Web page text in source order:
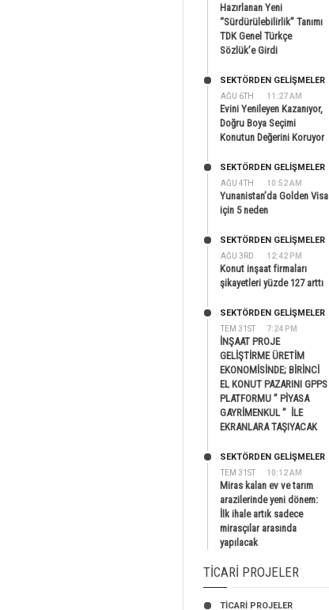
Hazırlanan Yeni
“Sürdürülebilirlik” Tanımı
TDK Genel Türkçe
Sözlük’e Girdi
AĞU 6TH 11:27 AM
SEKTÖRDEN GELIŞMELER
Evini Yenileyen Kazanıyor,
Doğru Boya Seçimi
Konutun Değerini Koruyor
AĞU 4TH 10:52 AM
SEKTÖRDEN GELIŞMELER
Yunanistan’da Golden Visa
için 5 neden
AĞU 3RD 12:42 PM
SEKTÖRDEN GELIŞMELER
Konut inşaat firmaları
şikayetleri yüzde 127 arttı
TEM 31ST 7:24 PM
SEKTÖRDEN GELIŞMELER
İNŞAAT PROJE
GELİŞTİRME ÜRETİM
EKONOMİSİNDE; BİRİNCİ
EL KONUT PAZARINI GPPS
PLATFORMU ” PİYASA
GAYRİMENKUL ” İLE
EKRANLARA TAŞIYACAK
TEM 31ST 10:12 AM
SEKTÖRDEN GELIŞMELER
Miras kalan ev ve tarım
arazilerinde yeni dönem:
İlk ihale artık sadece
mirasçılar arasında
yapılacak
TICARI PROJELER
TİCARİ PROJELER